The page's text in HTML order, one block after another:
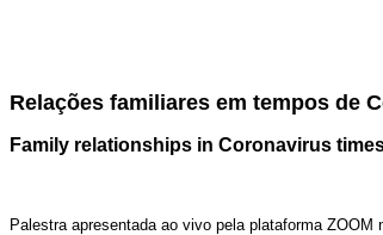
Relações familiares em tempos de
Family relationships in Coronavirus
Palestra apresentada ao vivo pela plataforma ZOOM